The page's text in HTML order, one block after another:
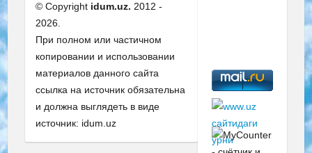
© Copyright idum.uz. 2012 -
2026.
При полном или частичном
копировании и использовании
материалов данного сайта
ссылка на источник обязательна
и должна выглядеть в виде
источник: idum.uz